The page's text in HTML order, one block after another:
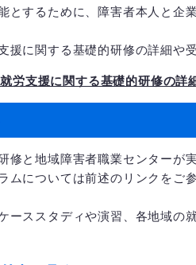
とするために、障害者本人と企
援に関する基礎的研修の詳細や
労支援に関する基礎的研修の詳
修と地域障害者職業センターが
ムについては前述のリンクをご
ーススタディや演習、各地域の